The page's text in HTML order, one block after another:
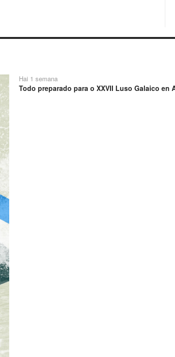
Hai 1 semana
Todo preparado para o XXVII Luso Galaico en